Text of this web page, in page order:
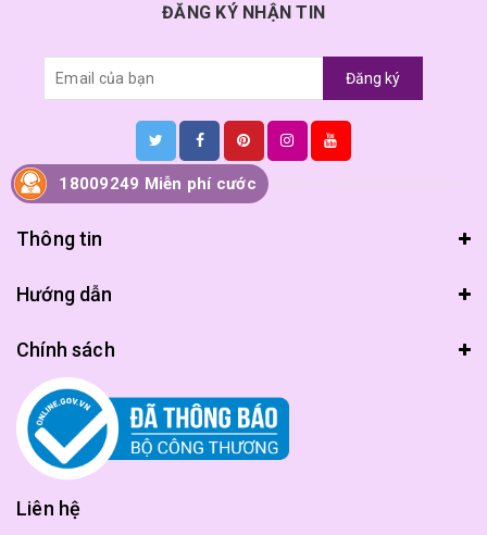
ĐĂNG KÝ NHẬN TIN
Đăng ký
Thông tin
Hướng dẫn
Chính sách
Liên hệ
18009249 Miễn phí cước